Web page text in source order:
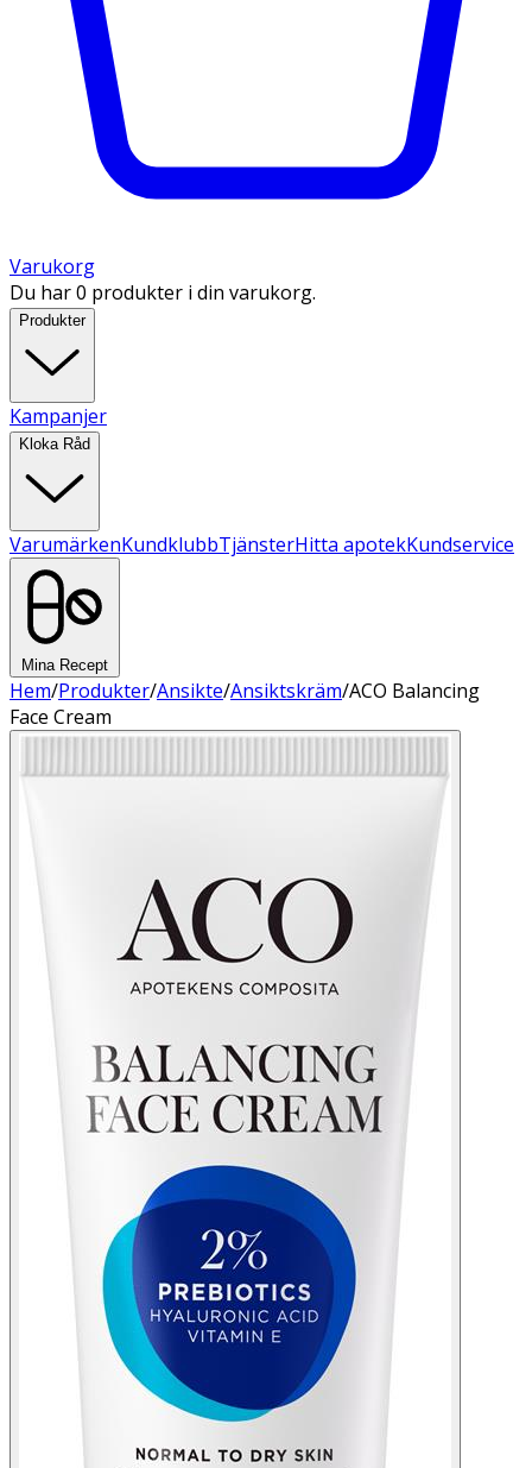
Varukorg
Du har 0 produkter i din varukorg.
Produkter
Kampanjer
Kloka Råd
VarumärkenKundklubbTjänsterHitta apotekKundservice
Mina Recept
Hem/Produkter/Ansikte/Ansiktskräm/ACO Balancing
Face Cream